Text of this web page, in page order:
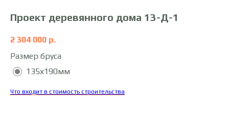
Проект деревянного дома 13-Д-1
2 304 000 р.
Размер бруса
135х190мм
Что входит в стоимость строительства